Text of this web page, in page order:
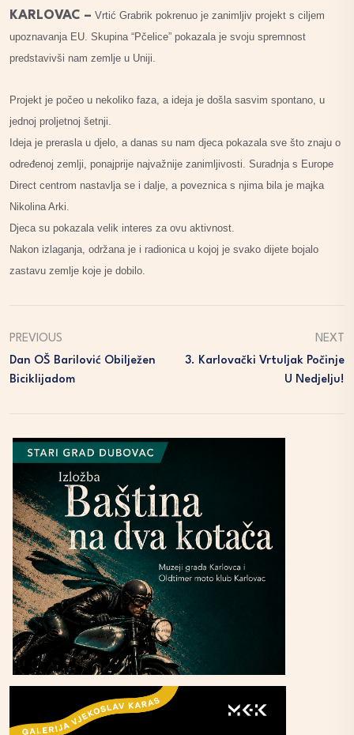
KARLOVAC – Vrtić Grabrik pokrenuo je zanimljiv projekt s ciljem
upoznavanja EU. Skupina “Pčelice” pokazala je svoju spremnost
predstavivši nam zemlje u Uniji.
Projekt je počeo u nekoliko faza, a ideja je došla sasvim spontano, u
jednoj proljetnoj šetnji.
Ideja je prerasla u djelo, a danas su nam djeca pokazala sve što znaju o
određenoj zemlji, ponajprije najvažnije zanimljivosti. Suradnja s Europe
Direct centrom nastavlja se i dalje, a poveznica s njima bila je majka
Nikolina Arki.
Djeca su pokazala velik interes za ovu aktivnost.
Nakon izlaganja, održana je i radionica u kojoj je svako dijete bojalo
zastavu zemlje koje je dobilo.
PREVIOUS
Dan OŠ Barilović Obilježen
Biciklijadom
NEXT
3. Karlovački Vrtuljak Počinje
U Nedjelju!